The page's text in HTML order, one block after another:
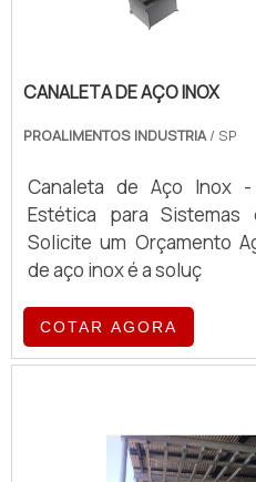
CANALETA DE AÇO INOX
PROALIMENTOS INDUSTRIA/ SP
Canaleta de Aço Inox
Estética para Sistemas
Solicite um Orçamento Agora! A
de aço inox é a soluç
COTAR AGORA